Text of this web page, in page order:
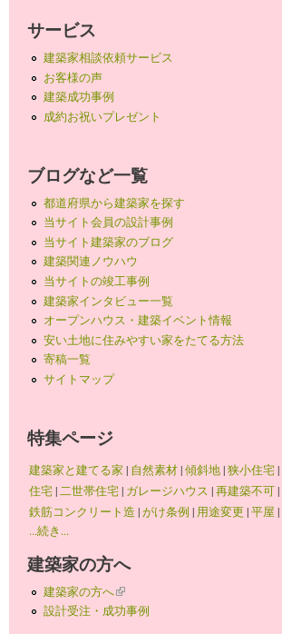
サービス
建築家相談依頼サービス
お客様の声
建築成功事例
成約お祝いプレゼント
ブログなど一覧
都道府県から建築家を探す
当サイト会員の設計事例
当サイト建築家のブログ
建築関連ノウハウ
当サイトの竣工事例
建築家インタビュー一覧
オープンハウス・建築イベント情報
安い土地に住みやすい家をたてる方法
寄稿一覧
サイトマップ
特集ページ
建築家と建てる家 | 自然素材|傾斜地|狭小住宅|
住宅|二世帯住宅| ガレージハウス |再建築不可|
鉄筋コンクリート造 |がけ条例 | 用途変更 |平屋 |
...続き...
建築家の方へ
建築家の方へ(link is external)
設計受注・成功事例